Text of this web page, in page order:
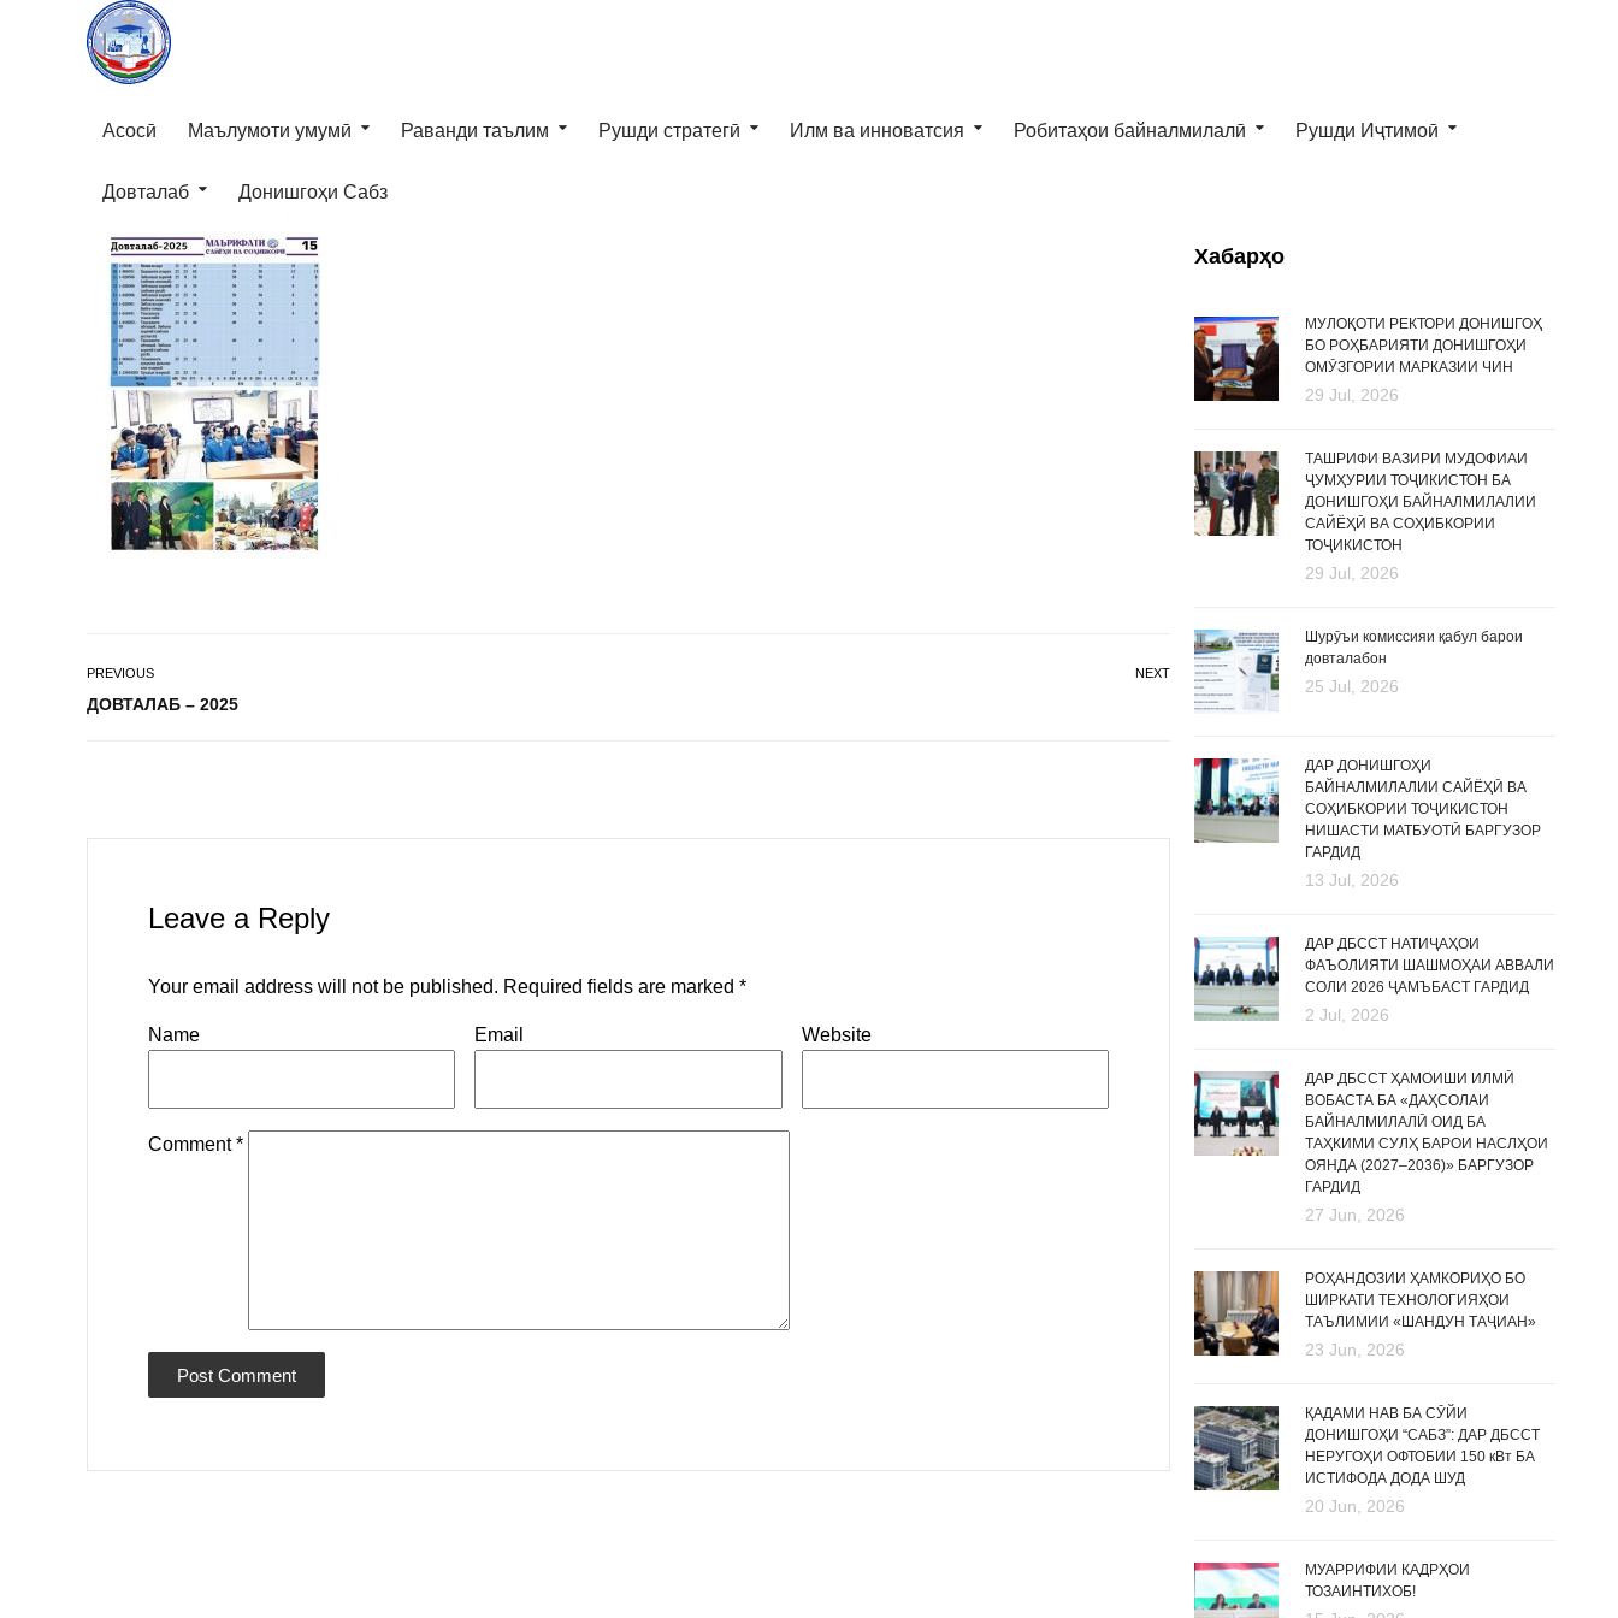
Асосӣ Маълумоти умумӣ Раванди таълим Рушди стратегӣ Илм ва инноватсия Робитаҳои байналмилалӣ Рушди Иҷтимоӣ
Довталаб Донишгоҳи Сабз
PREVIOUS
ДОВТАЛАБ – 2025
NEXT
Leave a Reply
Your email address will not be published. Required fields are marked *
Name Email Website
Comment*
Хабарҳо
МУЛОҚОТИ РЕКТОРИ ДОНИШГОҲ
БО РОҲБАРИЯТИ ДОНИШГОҲИ
ОМӮЗГОРИИ МАРКАЗИИ ЧИН
29 Jul, 2026
ТАШРИФИ ВАЗИРИ МУДОФИАИ
ҶУМҲУРИИ ТОҶИКИСТОН БА
ДОНИШГОҲИ БАЙНАЛМИЛАЛИИ
САЙЁҲӢ ВА СОҲИБКОРИИ
ТОҶИКИСТОН
29 Jul, 2026
Шурӯъи комиссияи қабул барои
довталабон
25 Jul, 2026
ДАР ДОНИШГОҲИ
БАЙНАЛМИЛАЛИИ САЙЁҲӢ ВА
СОҲИБКОРИИ ТОҶИКИСТОН
НИШАСТИ МАТБУОТӢ БАРГУЗОР
ГАРДИД
13 Jul, 2026
ДАР ДБССТ НАТИҶАҲОИ
ФАЪОЛИЯТИ ШАШМОҲАИ АВВАЛИ
СОЛИ 2026 ҶАМЪБАСТ ГАРДИД
2 Jul, 2026
ДАР ДБССТ ҲАМОИШИ ИЛМӢ
ВОБАСТА БА «ДАҲСОЛАИ
БАЙНАЛМИЛАЛӢ ОИД БА
ТАҲКИМИ СУЛҲ БАРОИ НАСЛҲОИ
ОЯНДА (2027–2036)» БАРГУЗОР
ГАРДИД
27 Jun, 2026
РОҲАНДОЗИИ ҲАМКОРИҲО БО
ШИРКАТИ ТЕХНОЛОГИЯҲОИ
ТАЪЛИМИИ «ШАНДУН ТАҶИАН»
23 Jun, 2026
ҚАДАМИ НАВ БА СӮЙИ
ДОНИШГОҲИ “САБЗ”: ДАР ДБССТ
НЕРУГОҲИ ОФТОБИИ 150 кВт БА
ИСТИФОДА ДОДА ШУД
20 Jun, 2026
МУАРРИФИИ КАДРҲОИ
ТОЗАИНТИХОБ!